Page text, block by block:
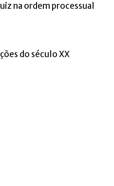
na ordem processual
do século XX